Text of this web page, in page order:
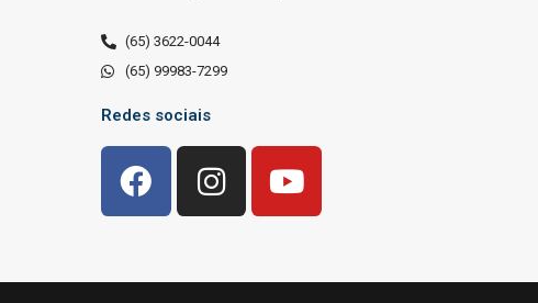
(65) 3622-0044
(65) 99983-7299
Redes sociais